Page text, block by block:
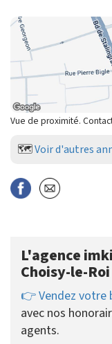
Vue de proximité.
🗺️Voir d'autres
L'agence
Choisy-le-Roi
👉 Vendez votre
avec nos
agents.